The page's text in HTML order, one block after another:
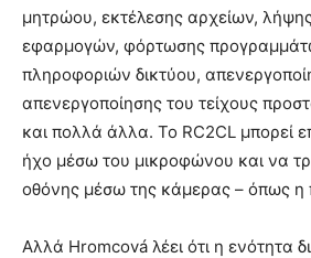
μητρώου, εκτέλεσης αρχείων,
εφαρμογών, φόρτωσης
πληροφοριών δικτύου,
απενεργοποίησης του τείχους
και πολλά άλλα. Το RC2CL μπορεί
ήχο μέσω του μικροφώνου και να
οθόνης μέσω της κάμερας – όπως
Αλλά Hromcová λέει ότι η ενότητα